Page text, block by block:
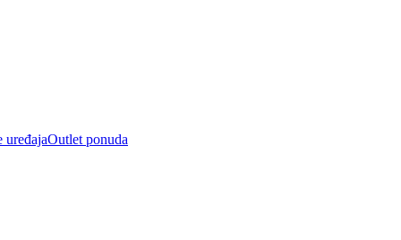
uređajaOutlet ponuda